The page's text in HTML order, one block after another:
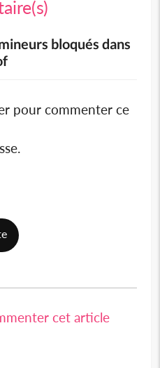
bloqués dans
pour commenter ce
cet article